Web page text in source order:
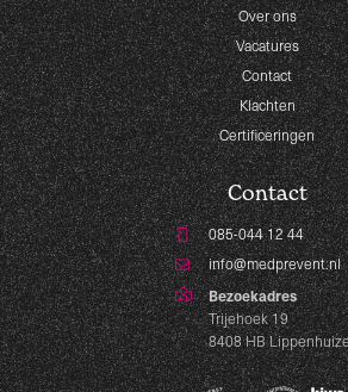
Over ons
Vacatures
Contact
Klachten
Certificeringen
Contact
085-044 12 44
info@medprevent.nl
Bezoekadres
Trijehoek 19
8408 HB